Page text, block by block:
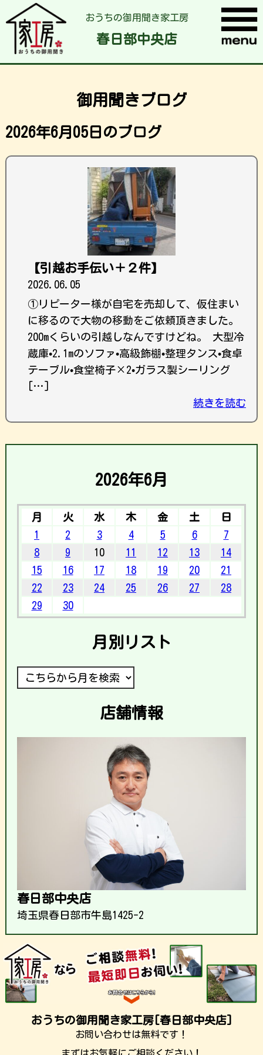
おうちの御用聞き家工房
春日部中央店
御用聞きブログ
2026年6月05日のブログ
【引越お手伝い＋２件】
2026.06.05
①リピーター様が自宅を売却して、仮住まい
に移るので大物の移動をご依頼頂きました。
200mくらいの引越しなんですけどね。 大型冷
蔵庫•2.1mのソファ•高級飾棚•整理タンス•食卓
テーブル•食堂椅子×2•ガラス製シーリング
[…]
続きを読む
2026年6月
月 火 水 木 金 土
日
1
2 3 4 5 6
7
8
9 10 11 12 13
14
15
16 17 18 19 20
21
22
23 24 25 26 27
28
29
30
月別リスト
店舗情報
春日部中央店
埼玉県春日部市牛島1425-2
おうちの御用聞き家工房[春日部中央店]
お問い合わせは無料です！